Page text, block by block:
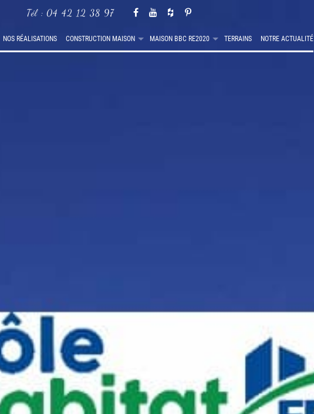
Tél :04 42 12 38 97
NOS RÉALISATIONS CONSTRUCTION MAISON MAISON BBC RE2020 TERRAINS NOTRE ACTUALITÉ